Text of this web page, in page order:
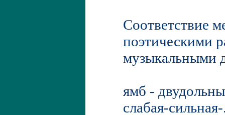
Соответствие
поэтическими
музыкальными
ямб -
слабая-